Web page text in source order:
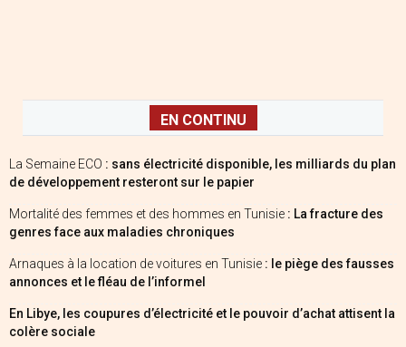
EN CONTINU
La Semaine ECO : sans électricité disponible, les milliards du plan
de développement resteront sur le papier
Mortalité des femmes et des hommes en Tunisie : La fracture des
genres face aux maladies chroniques
Arnaques à la location de voitures en Tunisie : le piège des fausses
annonces et le fléau de l’informel
En Libye, les coupures d’électricité et le pouvoir d’achat attisent la
colère sociale